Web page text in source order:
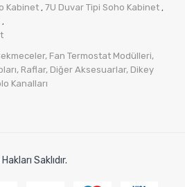
Kabinet , 7U Duvar Tipi Soho Kabinet ,
,
Fan Termostat Modülleri,
, Raflar, Diğer Aksesuarlar, Dikey
Kanalları
Saklıdır.